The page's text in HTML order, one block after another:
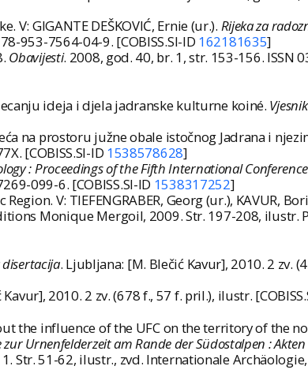
GIGANTE DEŠKOVIĆ, Ernie (ur.). Rijeka za
953-7564-04-9. [COBISS.SI-ID 162181635]
Obavijesti. 2008, god. 40, br. 1, str. 153-156. ISSN
ideja i djela jadranske kulturne koiné.
na prostoru južne obale istočnog Jadrana i
[COBISS.SI-ID 1538578628]
: Proceedings of the Fifth International
099-6. [COBISS.SI-ID 1538317252]
V: TIEFENGRABER, Georg (ur.), KAVUR,
Monique Mergoil, 2009. Str. 197-208, ilustr.
. Ljubljana: [M. Blečić Kavur], 2010. 2 zv.
2010. 2 zv. (678 f., 57 f. pril.), ilustr.
the influence of the UFC on the territory of the
Urnenfelderzeit am Rande der Südostalpen :
Str. 51-62, ilustr., zvd. Internationale